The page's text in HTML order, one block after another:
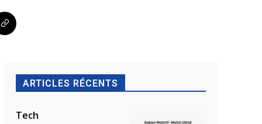
ARTICLES RÉCENTS
Tech